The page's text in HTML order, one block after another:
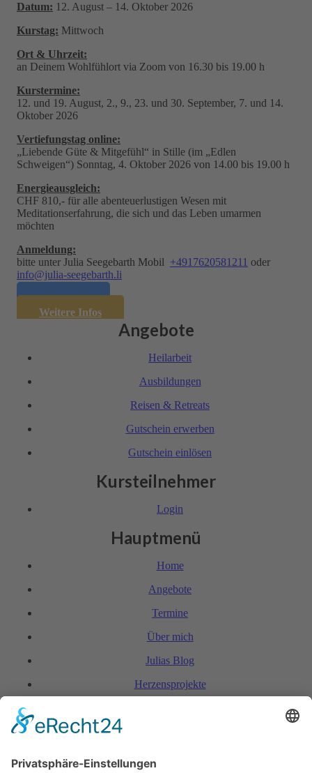
Datum: 12. August – 14. Oktober 2026
Kurstag: Mittwoch
Ort & Uhrzeit:
an Deinem Wohlfühlort via Zoom von 16.30 bis 19.00 h
Kurstermine:
12. und 19. August, 2., 9., 23. und 30. September, 7. und 14.
Oktober 2026
Vertiefungs­tag online:
„Liebende Güte & Mitgefühl“ in Stille (im „Edlen
Schweigen“) Sonntag, 4. Oktober 2026 von 14.00 bis 19.00 h
Energie­ausgleich:
CHF 810,- für alle abenteuerlustigen Wesen mit
Meditationserfahrung, die sich und das Leben umarmen
möchten
Anmeldung:
bitte unter Julia Seegebarth Mobil +4917620581211 oder
info@julia-seegebarth.li
Anmelden
Weitere Infos
Angebote
Heil­arbeit
Ausbil­dungen
Reisen & Retreats
Gutschein erwerben
Gutschein einlösen
Kursteilnehmer
Login
Hauptmenü
Home
Angebote
Termine
Über mich
Julias Blog
Herzensprojekte
Rechtliches